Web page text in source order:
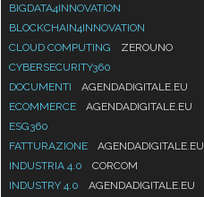
BIGDATA4INNOVATION
BLOCKCHAIN4INNOVATION
CLOUD COMPUTING
ZEROUNO
CYBERSECURITY360
DOCUMENTI
AGENDADIGITALE.EU
ECOMMERCE
AGENDADIGITALE.EU
ESG360
FATTURAZIONE
AGENDADIGITALE.EU
INDUSTRIA 4.0
CORCOM
INDUSTRY 4.0
AGENDADIGITALE.EU